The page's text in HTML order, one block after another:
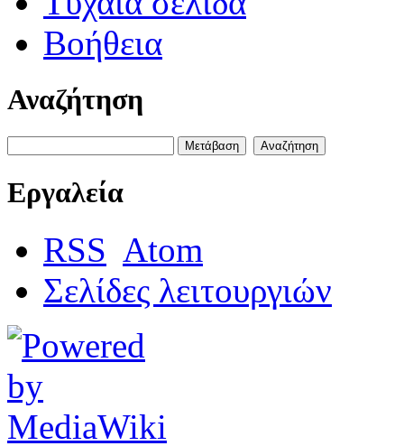
Βοήθεια
Αναζήτηση
Εργαλεία
RSS Atom
Σελίδες λειτουργιών